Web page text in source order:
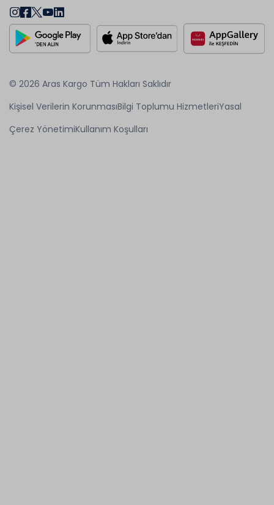
© 2026 Aras Kargo Tüm Hakları Saklıdır
Kişisel Verilerin KorunmasıBilgi Toplumu HizmetleriYasal
Çerez YönetimiKullanım Koşulları